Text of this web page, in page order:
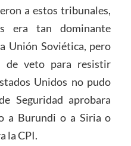
a estos tribunales,
era tan dominante
Unión Soviética, pero
de veto para resistir
Unidos no pudo
Seguridad aprobara
a Burundi o a Siria o
la CPI.